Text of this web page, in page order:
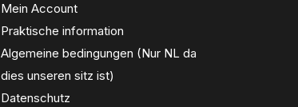
Mein Account
Praktische information
Algemeine bedingungen (Nur NL da
dies unseren sitz ist)
Datenschutz